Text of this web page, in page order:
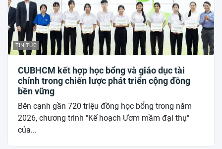
TIN TỨC
CUBHCM kết hợp học bổng và giáo dục tài
chính trong chiến lược phát triển cộng đồng
bền vững
Bên cạnh gần 720 triệu đồng học bổng trong năm
2026, chương trình "Kế hoạch Ươm mầm đại thụ"
của...